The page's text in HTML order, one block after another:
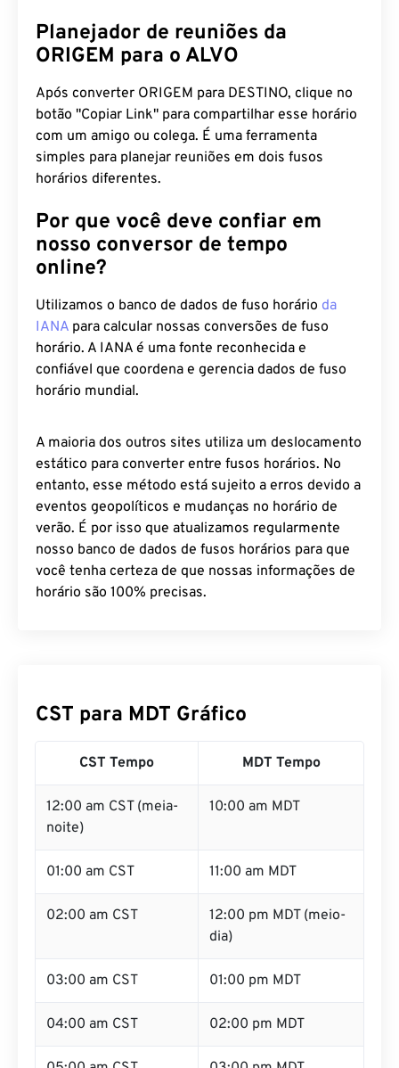
Planejador de reuniões da
ORIGEM para o ALVO
Após converter ORIGEM para DESTINO, clique no
botão "Copiar Link" para compartilhar esse horário
com um amigo ou colega. É uma ferramenta
simples para planejar reuniões em dois fusos
horários diferentes.
Por que você deve confiar em
nosso conversor de tempo
online?
Utilizamos o banco de dados de fuso horário da
IANA para calcular nossas conversões de fuso
horário. A IANA é uma fonte reconhecida e
confiável que coordena e gerencia dados de fuso
horário mundial.
A maioria dos outros sites utiliza um deslocamento
estático para converter entre fusos horários. No
entanto, esse método está sujeito a erros devido a
eventos geopolíticos e mudanças no horário de
verão. É por isso que atualizamos regularmente
nosso banco de dados de fusos horários para que
você tenha certeza de que nossas informações de
horário são 100% precisas.
CST para MDT Gráfico
CST Tempo MDT Tempo
12:00 am CST (meia-
noite)
10:00 am MDT
01:00 am CST 11:00 am MDT
02:00 am CST
12:00 pm MDT (meio-
dia)
03:00 am CST 01:00 pm MDT
04:00 am CST 02:00 pm MDT